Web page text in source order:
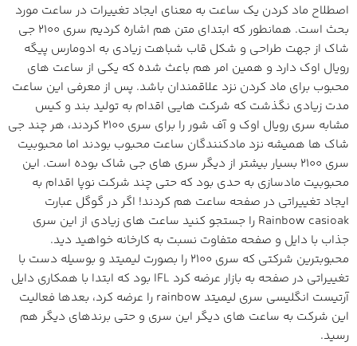
اصطلاح ماد کردن یک ساعت به معنای ایجاد تغییرات در ساعت مورد
بحث است. همانطور که ابتدای متن هم اشاره کردیم سری 2100 جی
شاک از جهت طراحی و شکل قاب شباهت زیادی به ادومارس پیگه
رویال اوک دارد و همین امر هم باعث شده که یکی از ساعت های
محبوب برای ماد کردن نزد علاقمندان باشد. پس از معرفی این ساعت
مدت زیادی نگذشت که شرکت هایی اقدام به تولید بند و کیس
مشابه سری رویال اوک و آف شور را برای سری 2100 کردند، هر چند جی
شاک ها همیشه نزد مادکنندگان ساعت محبوب بودند اما محبوبیت
سری 2100 بسیار بیشتر از دیگر سری های جی شاک بوده است. این
محبوبیت مادسازی به حدی بود که حتی چند شرکت نوپا اقدام به
ایجاد تغییراتی در صفحه ساعت هم کردند! اگر در گوگل عبارت
Rainbow casioak را جستجو کنید ساعت های زیادی از این سری
جذاب با دایل و صفحه متفاوت نسبت به کارخانه خواهید دید.
محبوبترین شرکتی که سری 2100 را بصورت لیمیتد و بوسیله دست با
تغییراتی در صفحه به بازار عرضه کرد IFL بود که ابتدا با همکاری دایل
آرتیست انگلیسی سری لیمیتد rainbow را عرضه کرد، بعدها فعالیت
این شرکت به ساعت های دیگر این سری و حتی برندهای دیگر هم
رسید.